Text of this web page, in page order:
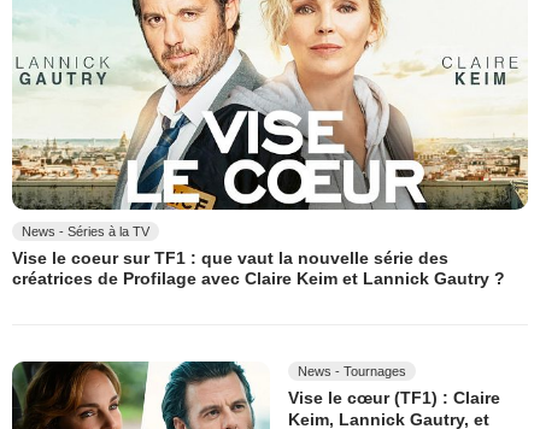
News - Séries à la TV
Vise le coeur sur TF1 : que vaut la nouvelle série des
créatrices de Profilage avec Claire Keim et Lannick Gautry ?
News - Tournages
Vise le cœur (TF1) : Claire
Keim, Lannick Gautry, et